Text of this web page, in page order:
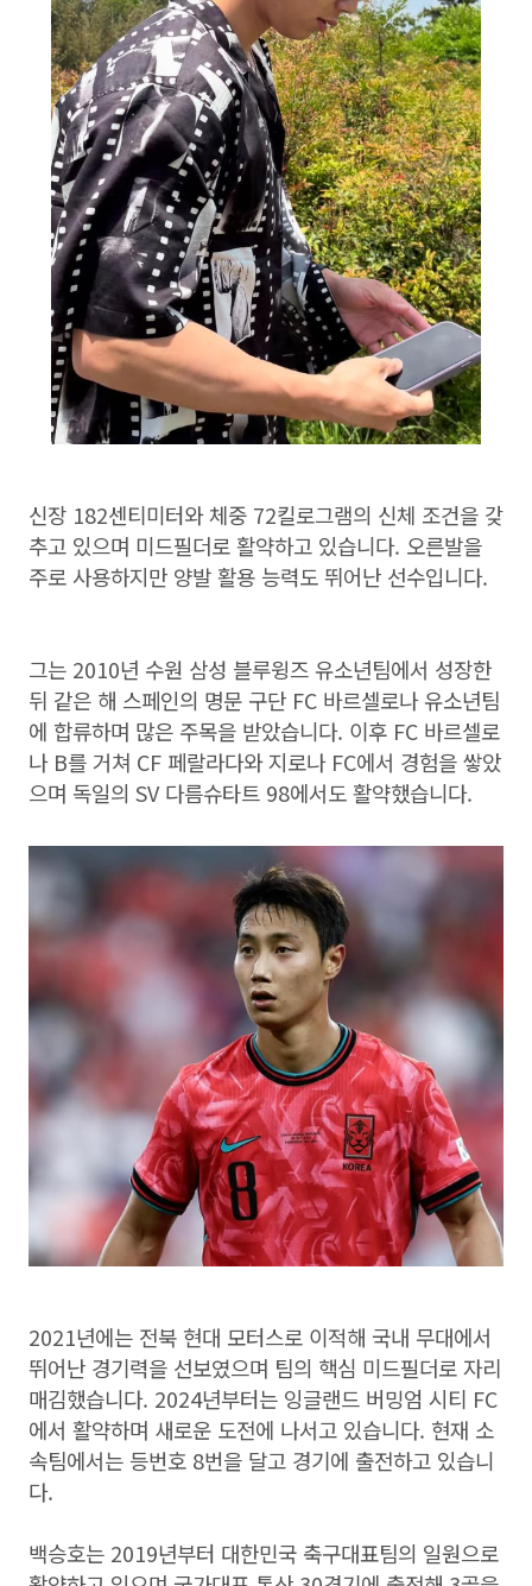
신장 182센티미터와 체중 72킬로그램의 신체 조건을 갖
추고 있으며 미드필더로 활약하고 있습니다. 오른발을
주로 사용하지만 양발 활용 능력도 뛰어난 선수입니다.
그는 2010년 수원 삼성 블루윙즈 유소년팀에서 성장한
뒤 같은 해 스페인의 명문 구단 FC 바르셀로나 유소년팀
에 합류하며 많은 주목을 받았습니다. 이후 FC 바르셀로
나 B를 거쳐 CF 페랄라다와 지로나 FC에서 경험을 쌓았
으며 독일의 SV 다름슈타트 98에서도 활약했습니다.
2021년에는 전북 현대 모터스로 이적해 국내 무대에서
뛰어난 경기력을 선보였으며 팀의 핵심 미드필더로 자리
매김했습니다. 2024년부터는 잉글랜드 버밍엄 시티 FC
에서 활약하며 새로운 도전에 나서고 있습니다. 현재 소
속팀에서는 등번호 8번을 달고 경기에 출전하고 있습니
다.
백승호는 2019년부터 대한민국 축구대표팀의 일원으로